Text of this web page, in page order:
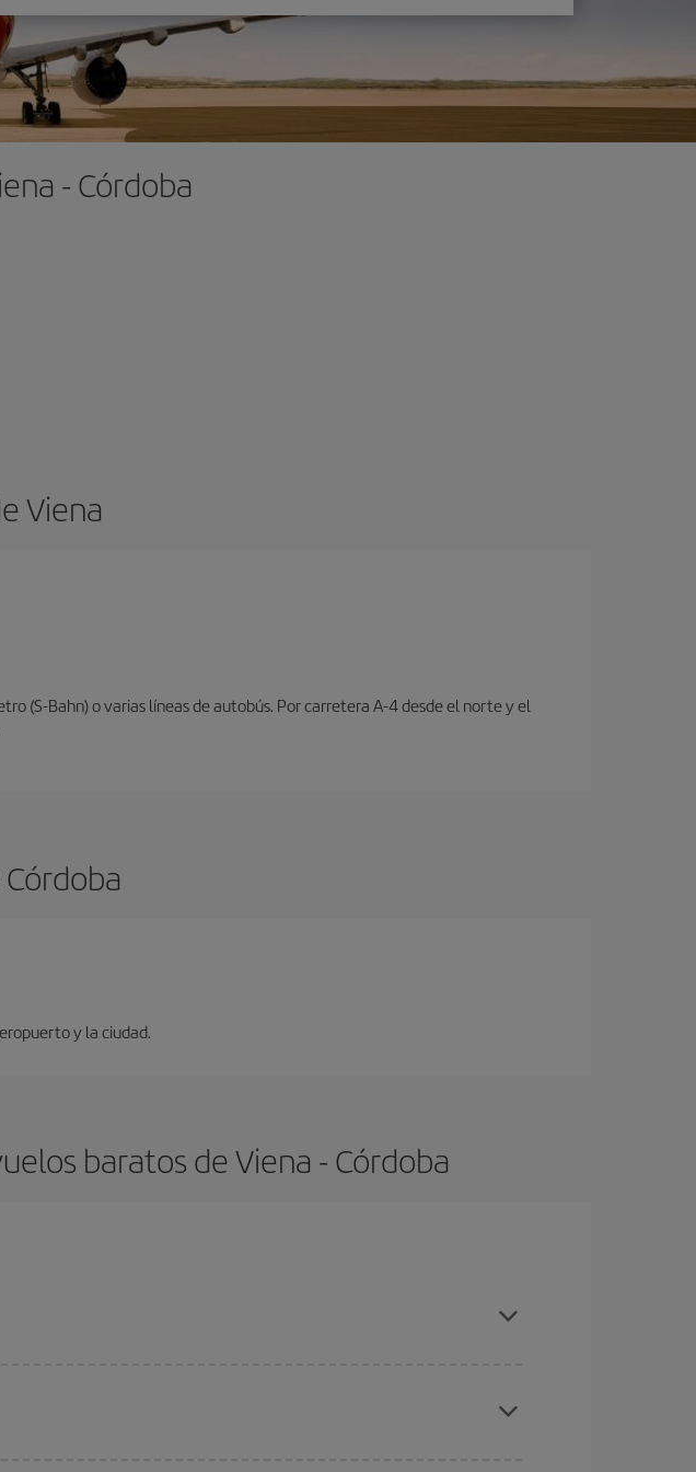
- Córdoba
Viena
(S-Bahn) o varias líneas de autobús. Por carretera A-4 desde el norte y el
y la ciudad.
baratos de Viena - Córdoba